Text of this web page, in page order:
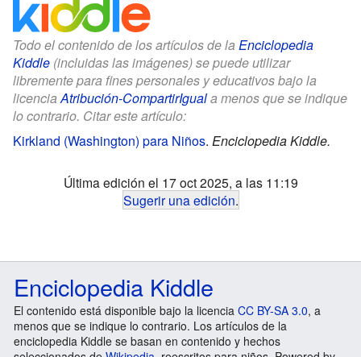
Todo el contenido de los artículos de la Enciclopedia
Kiddle (incluidas las imágenes) se puede utilizar
libremente para fines personales y educativos bajo la
licenciaAtribución-CompartirIguala menos que se indique
lo contrario. Citar este artículo:
Kirkland (Washington) para Niños. Enciclopedia Kiddle.
Última edición el 17 oct 2025, a las 11:19
Sugerir una edición.
Enciclopedia Kiddle
El contenido está disponible bajo la licencia CC BY-SA 3.0, a
menos que se indique lo contrario. Los artículos de la
enciclopedia Kiddle se basan en contenido y hechos